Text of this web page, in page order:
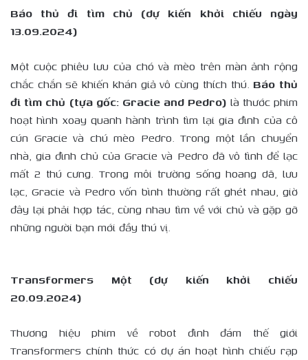
Báo thủ đi tìm chủ (dự kiến khởi chiếu ngày
13.09.2024)
Một cuộc phiêu lưu của chó và mèo trên màn ảnh rộng
chắc chắn sẽ khiến khán giả vô cùng thích thú. Báo thủ
đi tìm chủ (tựa gốc: Gracie and Pedro) là thước phim
hoạt hình xoay quanh hành trình tìm lại gia đình của cô
cún Gracie và chú mèo Pedro. Trong một lần chuyển
nhà, gia đình chủ của Gracie và Pedro đã vô tình để lạc
mất 2 thú cưng. Trong môi trường sống hoang dã, lưu
lạc, Gracie và Pedro vốn bình thường rất ghét nhau, giờ
đây lại phải hợp tác, cùng nhau tìm về với chủ và gặp gỡ
những người bạn mới đầy thú vị.
Transformers Một (dự kiến khởi chiếu
20.09.2024)
Thương hiệu phim về robot đình đám thế giới
Transformers chính thức có dự án hoạt hình chiếu rạp